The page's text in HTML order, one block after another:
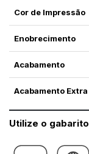
Cor de Impressão
Enobrecimento
Acabamento
Acabamento Extra
Utilize o gabarito